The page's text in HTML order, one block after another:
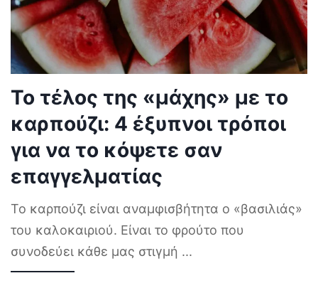
Το τέλος της «μάχης» με το
καρπούζι: 4 έξυπνοι τρόποι
για να το κόψετε σαν
επαγγελματίας
Το καρπούζι είναι αναμφισβήτητα ο «βασιλιάς»
του καλοκαιριού. Είναι το φρούτο που
συνοδεύει κάθε μας στιγμή ...